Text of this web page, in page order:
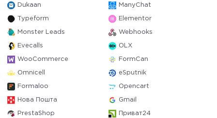
Dukaan ManyChat
Typeform Elementor
Monster Leads Webhooks
Evecalls OLX
WooCommerce FormCan
Omnicell eSputnik
Formaloo Opencart
Нова Пошта Gmail
PrestaShop Приват24